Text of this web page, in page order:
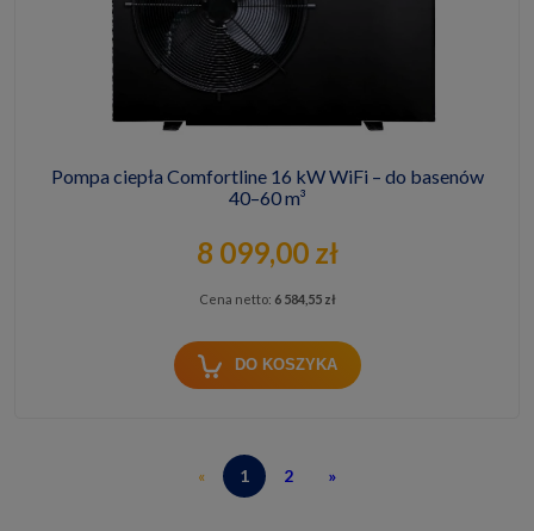
Pompa ciepła Comfortline 16 kW WiFi – do basenów
40–60 m³
8 099,00 zł
Cena netto: 6 584,55 zł
DO KOSZYKA
« 1 2 »